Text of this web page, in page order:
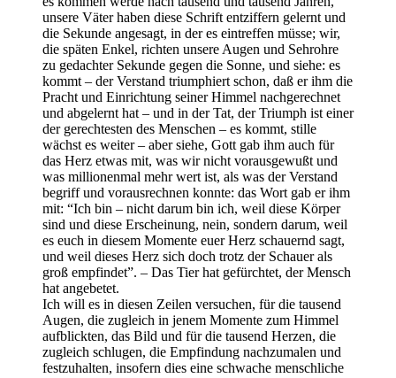
unsere Väter haben diese Schrift entziffern gelernt und
die Sekunde angesagt, in der es eintreffen müsse; wir,
die späten Enkel, richten unsere Augen und Sehrohre
zu gedachter Sekunde gegen die Sonne, und siehe: es
kommt – der Verstand triumphiert schon, daß er ihm die
Pracht und Einrichtung seiner Himmel nachgerechnet
und abgelernt hat – und in der Tat, der Triumph ist einer
der gerechtesten des Menschen – es kommt, stille
wächst es weiter – aber siehe, Gott gab ihm auch für
das Herz etwas mit, was wir nicht vorausgewußt und
was millionenmal mehr wert ist, als was der Verstand
begriff und vorausrechnen konnte: das Wort gab er ihm
mit: “Ich bin – nicht darum bin ich, weil diese Körper
sind und diese Erscheinung, nein, sondern darum, weil
es euch in diesem Momente euer Herz schauernd sagt,
und weil dieses Herz sich doch trotz der Schauer als
groß empfindet”. – Das Tier hat gefürchtet, der Mensch
hat angebetet.
Ich will es in diesen Zeilen versuchen, für die tausend
Augen, die zugleich in jenem Momente zum Himmel
aufblickten, das Bild und für die tausend Herzen, die
zugleich schlugen, die Empfindung nachzumalen und
festzuhalten, insofern dies eine schwache menschliche